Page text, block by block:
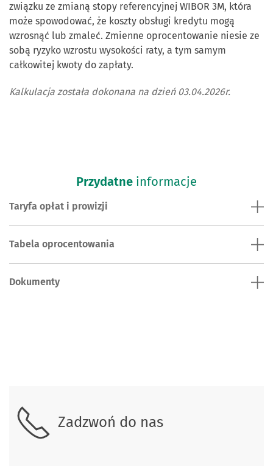
związku ze zmianą stopy referencyjnej WIBOR 3M, która
może spowodować, że koszty obsługi kredytu mogą
wzrosnąć lub zmaleć. Zmienne oprocentowanie niesie ze
sobą ryzyko wzrostu wysokości raty, a tym samym
całkowitej kwoty do zapłaty.
Kalkulacja została dokonana na dzień 03.04.2026r.
Przydatne informacje
Taryfa opłat i prowizji
Tabela oprocentowania
Dokumenty
Zadzwoń do nas